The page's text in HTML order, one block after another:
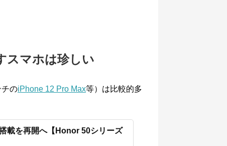
スマホは珍しい
のiPhone 12 Pro Max等）は比較的多
載を再開へ【Honor 50シリーズ